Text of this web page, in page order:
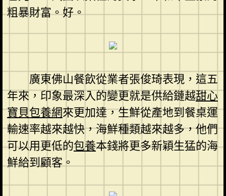
粗暴財富。好。
廣東佛山餐飲從業者張俊琦表現，這五
年來，印象最深入的變更就是供給鏈越甜心
寶貝包養網來更加達，生鮮從產地到餐桌運
輸速率越來越快，海鮮種類越來越多，他們
可以用更低的包養本錢將更多新穎生猛的海
鮮給到顧客。